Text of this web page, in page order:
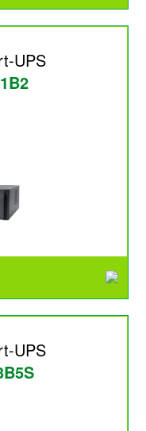
UPS
UPS